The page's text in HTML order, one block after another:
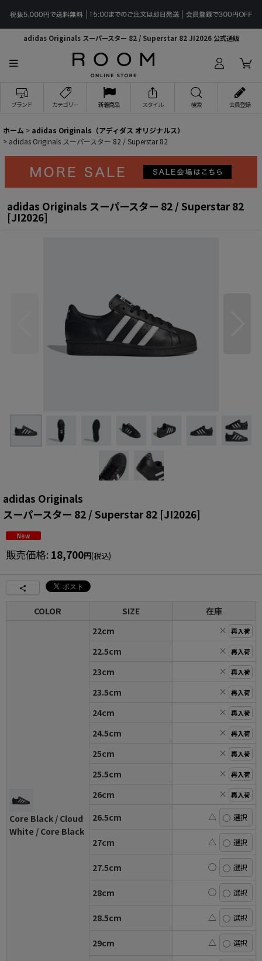
adidas Originals スーパースター 82 / Superstar 82 JI2026 公式通販
ブランド カテゴリー 新着商品 スタイル 検索 会員登録
ホーム > adidas Originals（アディダス オリジナルス）
> adidas Originals スーパースター 82 / Superstar 82
adidas Originals スーパースター 82 / Superstar 82
[JI2026]
adidas Originals
スーパースター 82 / Superstar 82 [JI2026]
販売価格: 18,700円(税込)
COLOR SIZE 在庫
Core Black / Cloud
White / Core Black
22cm × 再入荷
22.5cm × 再入荷
23cm × 再入荷
23.5cm × 再入荷
24cm × 再入荷
24.5cm × 再入荷
25cm × 再入荷
25.5cm × 再入荷
26cm × 再入荷
26.5cm △
27cm △
27.5cm ◯
28cm ◯
28.5cm △
29cm △